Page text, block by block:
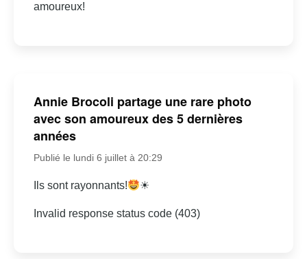
amoureux!
Annie Brocoli partage une rare photo
avec son amoureux des 5 dernières
années
Publié le lundi 6 juillet à 20:29
Ils sont rayonnants! ☀
Invalid response status code (403)